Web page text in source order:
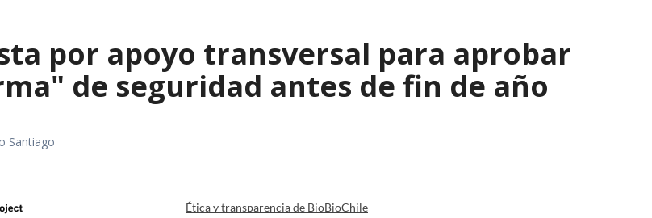
por apoyo transversal para aprobar
de seguridad antes de fin de año
Santiago
Ética y transparencia de BioBioChile